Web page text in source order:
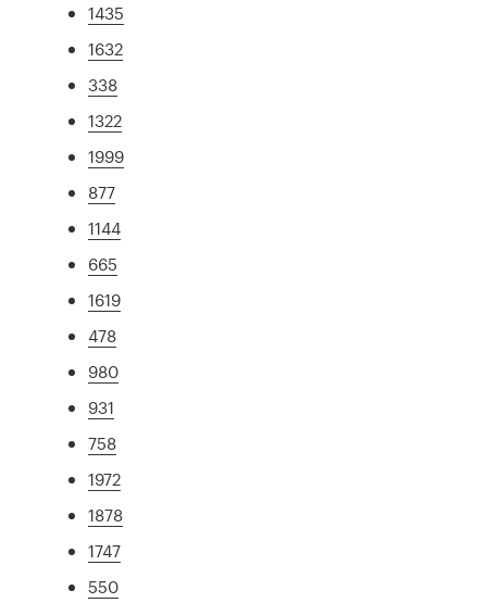
1435
1632
338
1322
1999
877
1144
665
1619
478
980
931
758
1972
1878
1747
550